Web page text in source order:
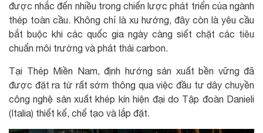
được nhắc đến nhiều trong chiến lược phát triển của ngành
thép toàn cầu. Không chỉ là xu hướng, đây còn là yêu cầu
bắt buộc khi các quốc gia ngày càng siết chặt các tiêu
chuẩn môi trường và phát thải carbon.
Tại Thép Miền Nam, định hướng sản xuất bền vững đã
được đặt ra từ rất sớm thông qua việc đầu tư dây chuyền
công nghệ sản xuất khép kín hiện đại do Tập đoàn Danieli
(Italia) thiết kế, chế tạo và lắp đặt.